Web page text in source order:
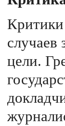
Критики
случаев
цели.